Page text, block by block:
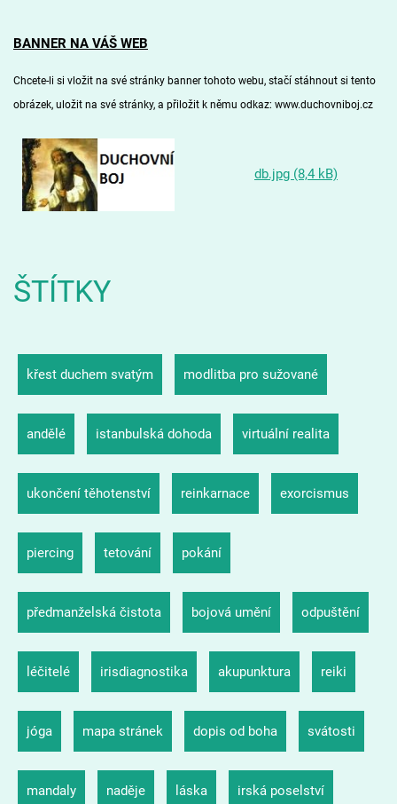
BANNER NA VÁŠ WEB
Chcete-li si vložit na své stránky banner tohoto webu, stačí stáhnout si tento
obrázek, uložit na své stránky, a přiložit k němu odkaz: www.duchovniboj.cz
db.jpg (8,4 kB)
ŠTÍTKY
křest duchem svatým modlitba pro sužované
andělé istanbulská dohoda virtuální realita
ukončení těhotenství reinkarnace exorcismus
piercing tetování pokání
předmanželská čistota bojová umění odpuštění
léčitelé irisdiagnostika akupunktura reiki
jóga mapa stránek dopis od boha svátosti
mandaly naděje láska irská poselství